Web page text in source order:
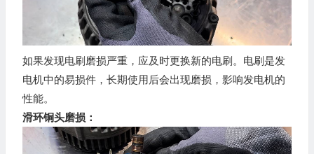
如果发现电刷磨损严重，应及时更换新的电刷。电刷是发
电机中的易损件，长期使用后会出现磨损，影响发电机的
性能。
滑环铜头磨损：